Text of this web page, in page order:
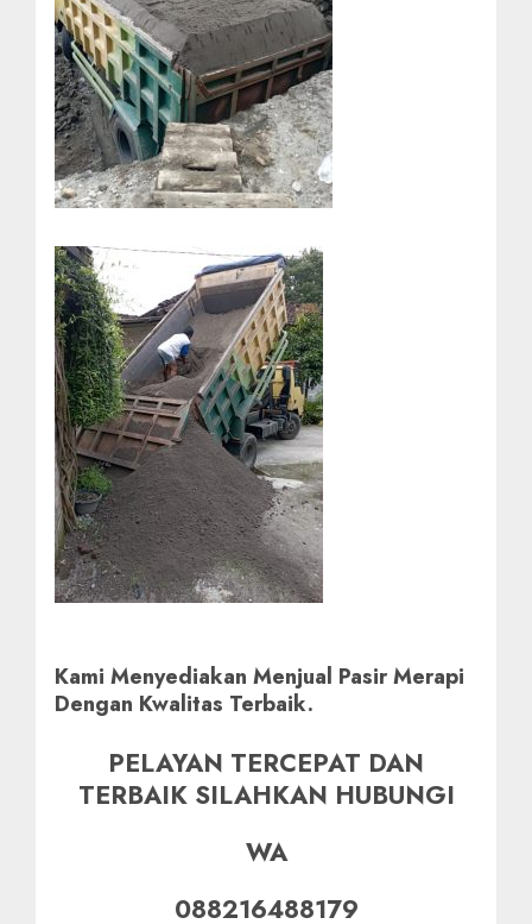
Kami Menyediakan Menjual Pasir Merapi
Dengan Kwalitas Terbaik.
PELAYAN TERCEPAT DAN
TERBAIK SILAHKAN HUBUNGI
WA
088216488179